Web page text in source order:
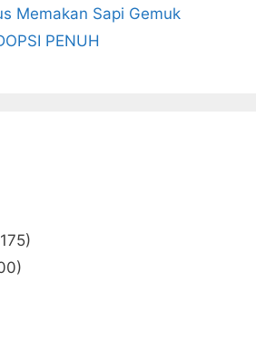
Memakan Sapi Gemuk
PENUH